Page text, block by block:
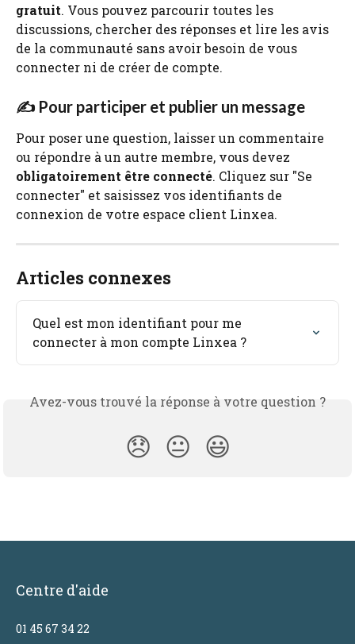
gratuit. Vous pouvez parcourir toutes les
discussions, chercher des réponses et lire les avis
de la communauté sans avoir besoin de vous
connecter ni de créer de compte.
✍️ Pour participer et publier un message
Pour poser une question, laisser un commentaire
ou répondre à un autre membre, vous devez
obligatoirement être connecté. Cliquez sur "Se
connecter" et saisissez vos identifiants de
connexion de votre espace client Linxea.
Articles connexes
Quel est mon identifiant pour me
connecter à mon compte Linxea ?
Avez-vous trouvé la réponse à votre question ?
😞 😐 😃
Centre d'aide
01 45 67 34 22